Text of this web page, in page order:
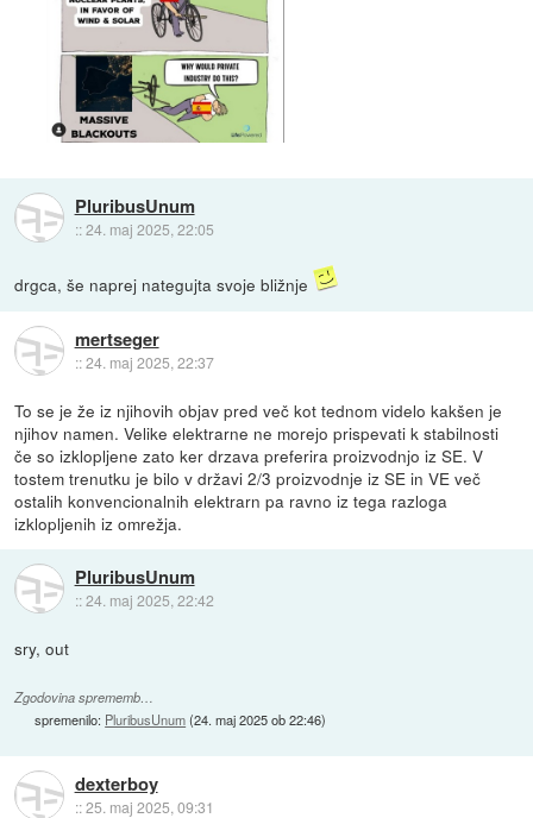
PluribusUnum
::24. maj 2025, 22:05
drgca, še naprej nategujta svoje bližnje
mertseger
::24. maj 2025, 22:37
To se je že iz njihovih objav pred več kot tednom videlo kakšen je
njihov namen. Velike elektrarne ne morejo prispevati k stabilnosti
če so izklopljene zato ker drzava preferira proizvodnjo iz SE. V
tostem trenutku je bilo v državi 2/3 proizvodnje iz SE in VE več
ostalih konvencionalnih elektrarn pa ravno iz tega razloga
izklopljenih iz omrežja.
PluribusUnum
::24. maj 2025, 22:42
sry, out
Zgodovina sprememb…
spremenilo: PluribusUnum(24. maj 2025 ob 22:46)
dexterboy
::25. maj 2025, 09:31